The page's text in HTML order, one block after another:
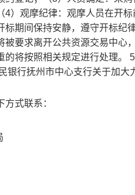
）观摩纪律：观摩人员在开
期间保持安静，遵守开标纪
被要求离开公共资源交易中心
将按照相关规定进行处理。
银行抚州市中心支行关于加
式联系：